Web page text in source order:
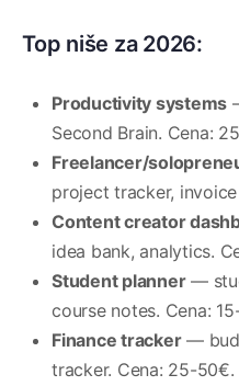
Top niše za 2026:
Productivity systems
Second Brain. Cena:
Freelancer/
project tracker,
Content creator
idea bank, analytics.
Student planner—
course notes. Cena:
Finance tracker—
tracker. Cena: 25-50€.